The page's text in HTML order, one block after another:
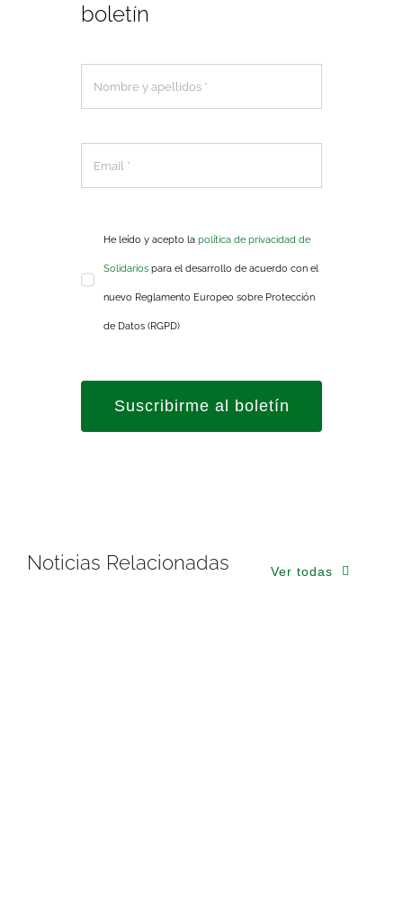
boletín
He leído y acepto lapolítica de privacidad de
Solidarios para el desarrollo de acuerdo con el
nuevo Reglamento Europeo sobre Protección
de Datos (RGPD)
Suscribirme al boletín
Noticias Relacionadas Ver todas